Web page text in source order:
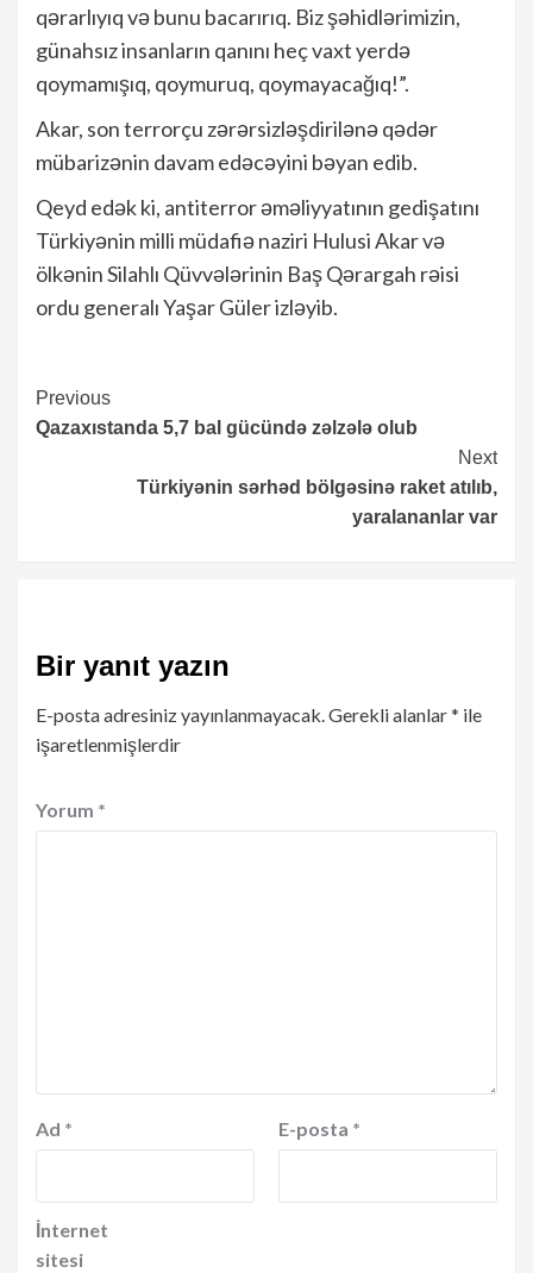
qərarlıyıq və bunu bacarırıq. Biz şəhidlərimizin,
günahsız insanların qanını heç vaxt yerdə
qoymamışıq, qoymuruq, qoymayacağıq!”.
Akar, son terrorçu zərərsizləşdirilənə qədər
mübarizənin davam edəcəyini bəyan edib.
Qeyd edək ki, antiterror əməliyyatının gedişatını
Türkiyənin milli müdafiə naziri Hulusi Akar və
ölkənin Silahlı Qüvvələrinin Baş Qərargah rəisi
ordu generalı Yaşar Güler izləyib.
Continue
Reading
Previous
Qazaxıstanda 5,7 bal gücündə zəlzələ olub
Next
Türkiyənin sərhəd bölgəsinə raket atılıb,
yaralananlar var
Bir yanıt yazın
E-posta adresiniz yayınlanmayacak. Gerekli alanlar* ile
işaretlenmişlerdir
Yorum *
Ad * E-posta *
İnternet
sitesi